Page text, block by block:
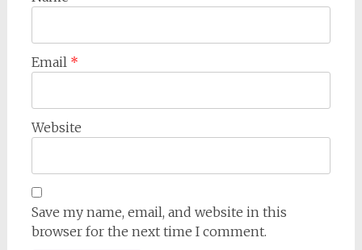
Email *
Website
Save my name, email, and website in this
browser for the next time I comment.